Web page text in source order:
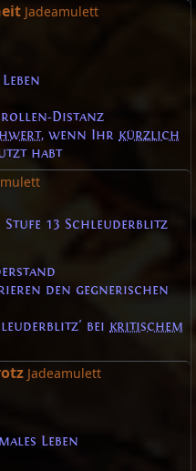
Jadeamulett
Distanz
, wenn Ihr kürzlich
habt
13 Schleuderblitz
den gegnerischen
bei kritischem
Jadeamulett
Leben